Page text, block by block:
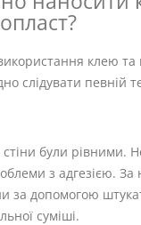
клею та
слідувати певній
були рівними.
з адгезією. За
за допомогою
суміші.